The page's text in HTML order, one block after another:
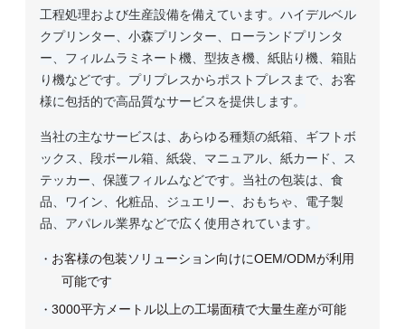
工程処理および生産設備を備えています。ハイデルベル
クプリンター、小森プリンター、ローランドプリンタ
ー、フィルムラミネート機、型抜き機、紙貼り機、箱貼
り機などです。プリプレスからポストプレスまで、お客
様に包括的で高品質なサービスを提供します。
当社の主なサービスは、あらゆる種類の紙箱、ギフトボ
ックス、段ボール箱、紙袋、マニュアル、紙カード、ス
テッカー、保護フィルムなどです。当社の包装は、食
品、ワイン、化粧品、ジュエリー、おもちゃ、電子製
品、アパレル業界などで広く使用されています。
・ お客様の包装ソリューション向けにOEM/ODMが利用
可能です
・ 3000平方メートル以上の工場面積で大量生産が可能